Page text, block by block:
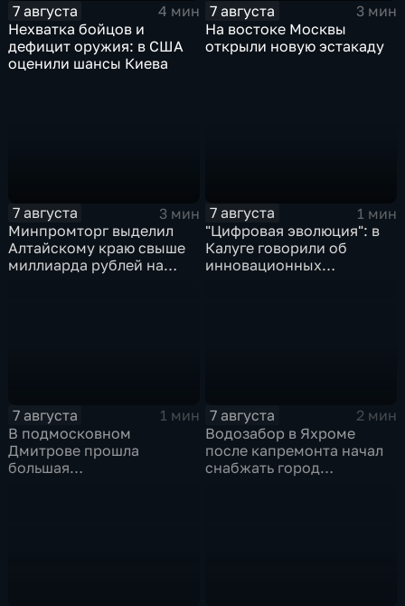
7 августа
4 мин
Нехватка бойцов и
дефицит оружия: в США
оценили шансы Киева
7 августа
3 мин
На востоке Москвы
открыли новую эстакаду
7 августа
3 мин
Минпромторг выделил
Алтайскому краю свыше
миллиарда рублей на
7 августа
1 мин
"Цифровая эволюция": в
Калуге говорили об
инновационных
7 августа
1 мин
В подмосковном
Дмитрове прошла
большая
7 августа
2 мин
Водозабор в Яхроме
после капремонта начал
снабжать город